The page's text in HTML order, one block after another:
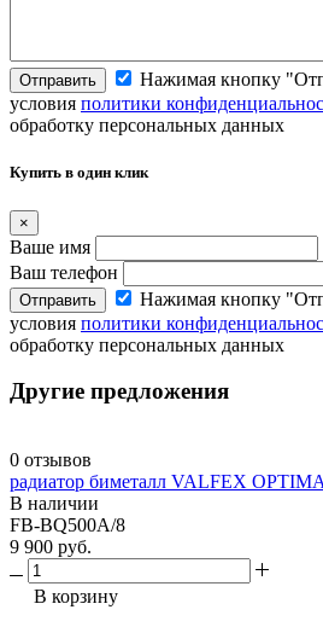
Отправить
Нажимая кнопку
условия политики
обработку персональных данных
Купить в один клик
×
Ваше имя
Ваш телефон
Отправить
Нажимая кнопку
условия политики
обработку персональных данных
Другие предложения
0 отзывов
радиатор биметалл VALFEX
В наличии
FB-BQ500A/8
9 900 руб.
В корзину